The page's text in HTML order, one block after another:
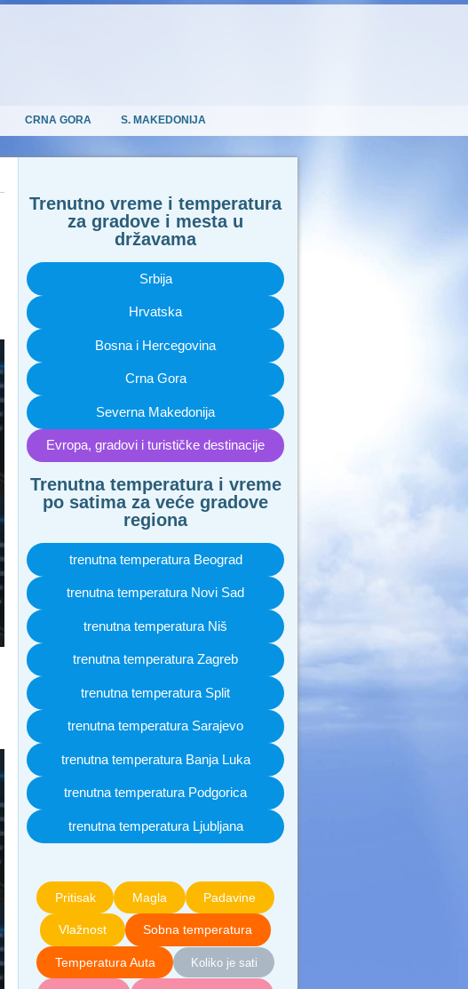
CRNA GORA S. MAKEDONIJA
Trenutno vreme i temperatura
za gradove i mesta u
državama
Srbija
Hrvatska
Bosna i Hercegovina
Crna Gora
Severna Makedonija
Evropa, gradovi i turističke destinacije
Trenutna temperatura i vreme
po satima za veće gradove
regiona
trenutna temperatura Beograd
trenutna temperatura Novi Sad
trenutna temperatura Niš
trenutna temperatura Zagreb
trenutna temperatura Split
trenutna temperatura Sarajevo
trenutna temperatura Banja Luka
trenutna temperatura Podgorica
trenutna temperatura Ljubljana
Pritisak Magla Padavine
Vlažnost Sobna temperatura
Temperatura Auta Koliko je sati